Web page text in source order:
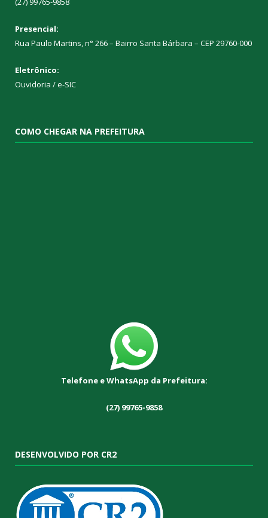
Presencial:
Rua Paulo Martins, n° 266 – Bairro Santa Bárbara – CEP 29760-000
Eletrônico:
Ouvidoria /e-SIC
COMO CHEGAR NA PREFEITURA
Telefone e WhatsApp da Prefeitura:
(27) 99765-9858
DESENVOLVIDO POR CR2